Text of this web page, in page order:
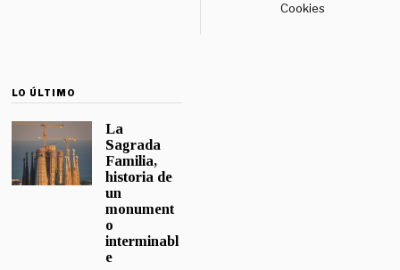
Cookies
LO ÚLTIMO
La
Sagrada
Familia,
historia de
un
monument
o
interminabl
e